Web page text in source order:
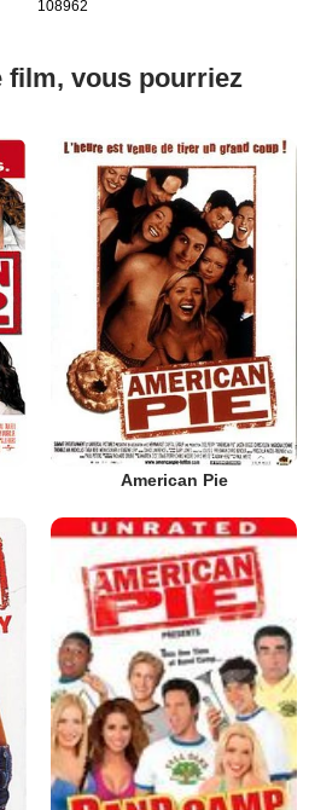
108962
film, vous pourriez
American Pie